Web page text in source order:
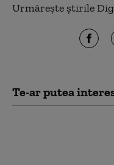
Urmărește știrile
Te-ar putea